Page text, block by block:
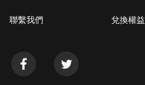
聯繫我們 兌換權益